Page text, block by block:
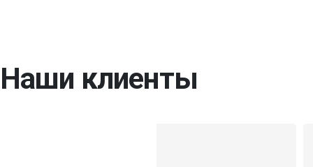
Наши клиенты